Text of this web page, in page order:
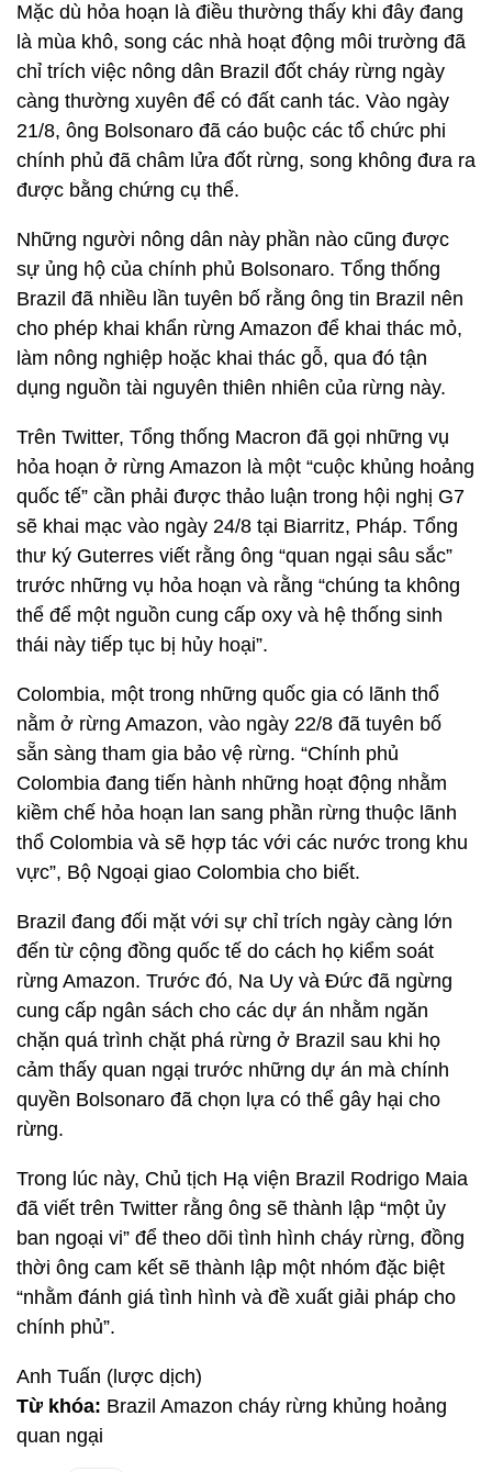
Mặc dù hỏa hoạn là điều thường thấy khi đây đang
là mùa khô, song các nhà hoạt động môi trường đã
chỉ trích việc nông dân Brazil đốt cháy rừng ngày
càng thường xuyên để có đất canh tác. Vào ngày
21/8, ông Bolsonaro đã cáo buộc các tổ chức phi
chính phủ đã châm lửa đốt rừng, song không đưa ra
được bằng chứng cụ thể.
Những người nông dân này phần nào cũng được
sự ủng hộ của chính phủ Bolsonaro. Tổng thống
Brazil đã nhiều lần tuyên bố rằng ông tin Brazil nên
cho phép khai khẩn rừng Amazon để khai thác mỏ,
làm nông nghiệp hoặc khai thác gỗ, qua đó tận
dụng nguồn tài nguyên thiên nhiên của rừng này.
Trên Twitter, Tổng thống Macron đã gọi những vụ
hỏa hoạn ở rừng Amazon là một “cuộc khủng hoảng
quốc tế” cần phải được thảo luận trong hội nghị G7
sẽ khai mạc vào ngày 24/8 tại Biarritz, Pháp. Tổng
thư ký Guterres viết rằng ông “quan ngại sâu sắc”
trước những vụ hỏa hoạn và rằng “chúng ta không
thể để một nguồn cung cấp oxy và hệ thống sinh
thái này tiếp tục bị hủy hoại”.
Colombia, một trong những quốc gia có lãnh thổ
nằm ở rừng Amazon, vào ngày 22/8 đã tuyên bố
sẵn sàng tham gia bảo vệ rừng. “Chính phủ
Colombia đang tiến hành những hoạt động nhằm
kiềm chế hỏa hoạn lan sang phần rừng thuộc lãnh
thổ Colombia và sẽ hợp tác với các nước trong khu
vực”, Bộ Ngoại giao Colombia cho biết.
Brazil đang đối mặt với sự chỉ trích ngày càng lớn
đến từ cộng đồng quốc tế do cách họ kiểm soát
rừng Amazon. Trước đó, Na Uy và Đức đã ngừng
cung cấp ngân sách cho các dự án nhằm ngăn
chặn quá trình chặt phá rừng ở Brazil sau khi họ
cảm thấy quan ngại trước những dự án mà chính
quyền Bolsonaro đã chọn lựa có thể gây hại cho
rừng.
Trong lúc này, Chủ tịch Hạ viện Brazil Rodrigo Maia
đã viết trên Twitter rằng ông sẽ thành lập “một ủy
ban ngoại vi” để theo dõi tình hình cháy rừng, đồng
thời ông cam kết sẽ thành lập một nhóm đặc biệt
“nhằm đánh giá tình hình và đề xuất giải pháp cho
chính phủ”.
Anh Tuấn (lược dịch)
Từ khóa: Brazil Amazon cháy rừng khủng hoảng
quan ngại